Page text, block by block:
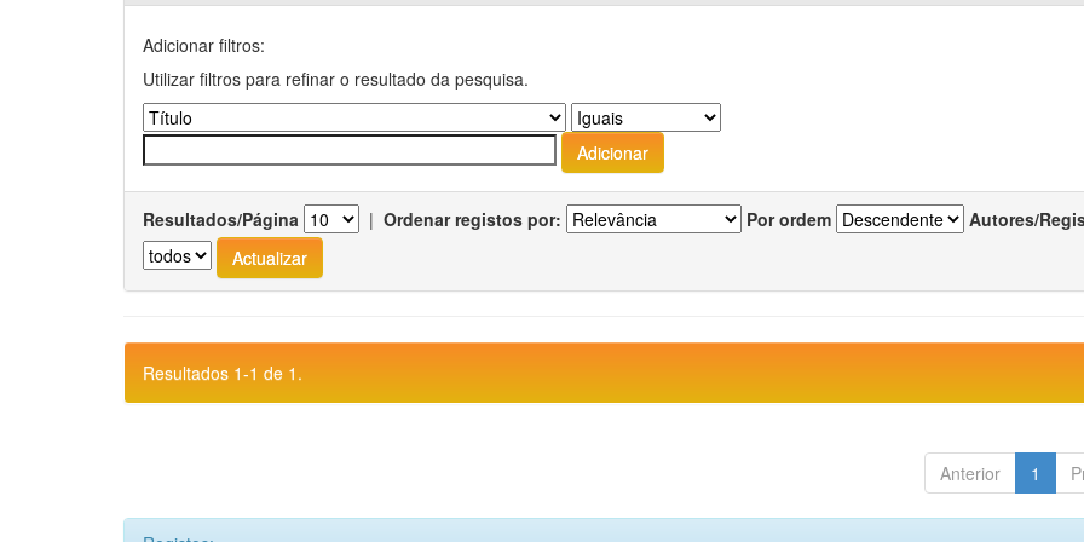
Adicionar filtros:
Utilizar filtros para refinar o resultado da pesquisa.
Resultados/Página | Ordenar registos por: Por ordem Autores/
Resultados 1-1 de 1.
Anterior 1